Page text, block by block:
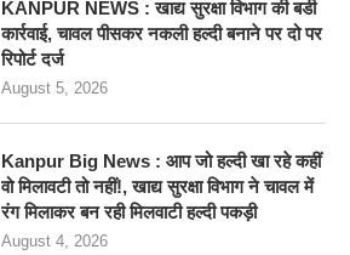
KANPUR NEWS : खाद्य सुरक्षा विभाग की बडी
कार्रवाई, चावल पीसकर नकली हल्दी बनाने पर दो पर
रिपोर्ट दर्ज
August 5, 2026
Kanpur Big News : आप जो हल्दी खा रहे कहीं
वो मिलावटी तो नहीं!, खाद्य सुरक्षा विभाग ने चावल में
रंग मिलाकर बन रही मिलवाटी हल्दी पकड़ी
August 4, 2026